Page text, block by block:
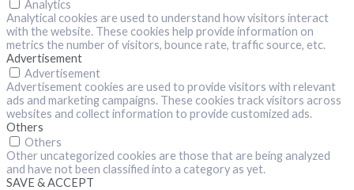
Analytics
Analytical cookies are used to understand how visitors interact
with the website. These cookies help provide information on
metrics the number of visitors, bounce rate, traffic source, etc.
Advertisement
Advertisement
Advertisement cookies are used to provide visitors with relevant
ads and marketing campaigns. These cookies track visitors across
websites and collect information to provide customized ads.
Others
Others
Other uncategorized cookies are those that are being analyzed
and have not been classified into a category as yet.
SAVE & ACCEPT